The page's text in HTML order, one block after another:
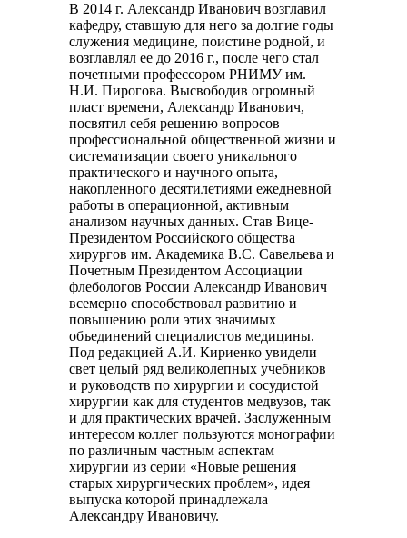
В 2014 г. Александр Иванович возглавил
кафедру, ставшую для него за долгие годы
служения медицине, поистине родной, и
возглавлял ее до 2016 г., после чего стал
почетными профессором РНИМУ им.
Н.И. Пирогова. Высвободив огромный
пласт времени, Александр Иванович,
посвятил себя решению вопросов
профессиональной общественной жизни и
систематизации своего уникального
практического и научного опыта,
накопленного десятилетиями ежедневной
работы в операционной, активным
анализом научных данных. Став Вице-
Президентом Российского общества
хирургов им. Академика В.С. Савельева и
Почетным Президентом Ассоциации
флебологов России Александр Иванович
всемерно способствовал развитию и
повышению роли этих значимых
объединений специалистов медицины.
Под редакцией А.И. Кириенко увидели
свет целый ряд великолепных учебников
и руководств по хирургии и сосудистой
хирургии как для студентов медвузов, так
и для практических врачей. Заслуженным
интересом коллег пользуются монографии
по различным частным аспектам
хирургии из серии «Новые решения
старых хирургических проблем», идея
выпуска которой принадлежала
Александру Ивановичу.